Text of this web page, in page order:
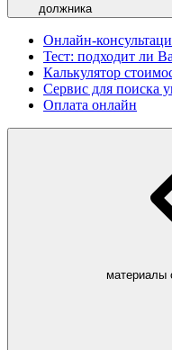
должника
Онлайн-
Тест: подходит ли
Калькулятор
Сервис для поиска
Оплата онлайн
материалы